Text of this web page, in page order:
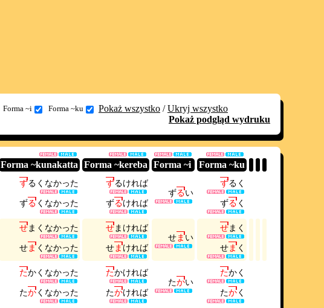
Forma ~i Forma ~ku Pokaż wszystko /Ukryj wszystko
Pokaż podgląd wydruku
Forma ~kunakatta Forma ~kereba Forma ~i Forma ~ku
ずる く なかった
ずるく なかった
ずるければ
ずるければ
ずるい
ずる く
ずるく
せま く なかった
せまく なかった
せま ければ
せまければ
せまい
せま く
せまく
たかく なかった
たかく なかった
たかければ
たかければ
たかい
たかく
たかく